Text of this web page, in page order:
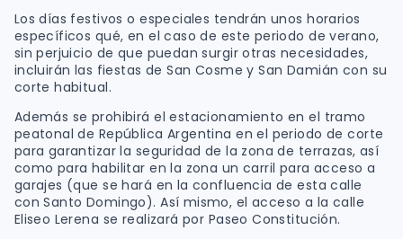
Los días festivos o especiales tendrán unos horarios
específicos qué, en el caso de este periodo de verano,
sin perjuicio de que puedan surgir otras necesidades,
incluirán las fiestas de San Cosme y San Damián con su
corte habitual.
Además se prohibirá el estacionamiento en el tramo
peatonal de República Argentina en el periodo de corte
para garantizar la seguridad de la zona de terrazas, así
como para habilitar en la zona un carril para acceso a
garajes (que se hará en la confluencia de esta calle
con Santo Domingo). Así mismo, el acceso a la calle
Eliseo Lerena se realizará por Paseo Constitución.